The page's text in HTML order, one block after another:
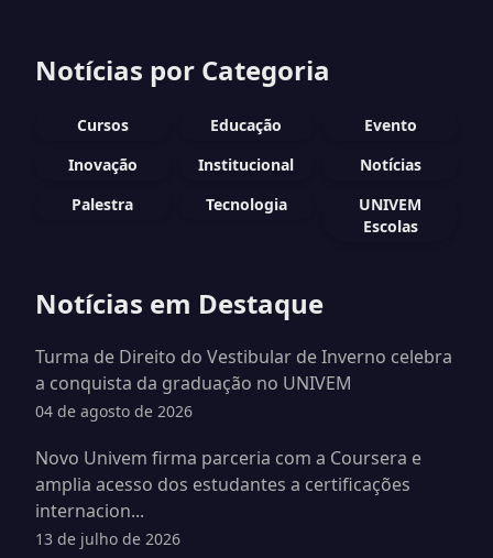
Notícias por Categoria
Cursos Educação
Evento
Inovação
Institucional
Notícias
Palestra
Tecnologia
UNIVEM
Escolas
Notícias em Destaque
Turma de Direito do Vestibular de Inverno celebra
a conquista da graduação no UNIVEM
04 de agosto de 2026
Novo Univem firma parceria com a Coursera e
amplia acesso dos estudantes a certificações
internacion...
13 de julho de 2026